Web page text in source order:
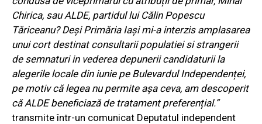
Chirica, sau ALDE, partidul lui Călin Popescu
Tăriceanu? Deși Primăria Iași mi-a interzis amplasarea
unui cort destinat consultarii populatiei si strangerii
de semnaturi in vederea depunerii candidaturii la
alegerile locale din iunie pe Bulevardul Independenței,
pe motiv că legea nu permite așa ceva, am descoperit
că ALDE beneficiază de tratament preferențial.”
transmite într-un comunicat Deputatul independent